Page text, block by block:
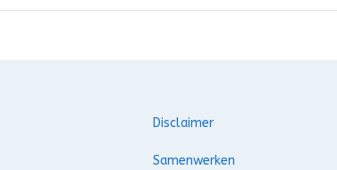
Disclaimer
Samenwerken